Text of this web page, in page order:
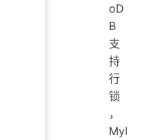
oD
B
支
持
行
锁
，
MyI